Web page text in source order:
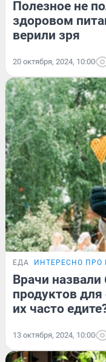
Полезное не
здоровом
верили зря
20 октября, 2024, 10:00
ЕДА ИНТЕРЕСНО ПРО
Врачи
продуктов
их часто
13 октября, 2024, 10:00